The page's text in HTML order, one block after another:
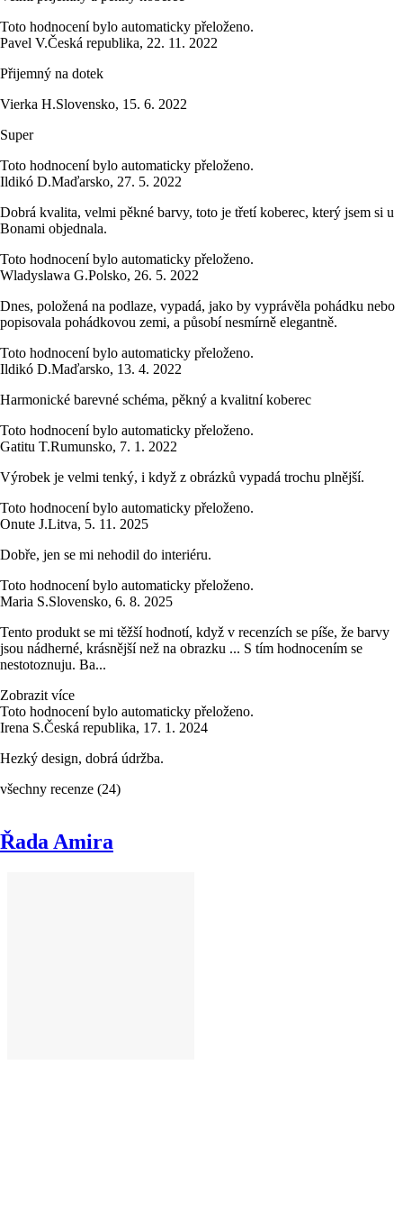
Toto hodnocení bylo automaticky přeloženo.
Pavel V.Česká republika, 22. 11. 2022
Přijemný na dotek
Vierka H.Slovensko, 15. 6. 2022
Super
Toto hodnocení bylo automaticky přeloženo.
Ildikó D.Maďarsko, 27. 5. 2022
Dobrá kvalita, velmi pěkné barvy, toto je třetí koberec, který jsem si u
Bonami objednala.
Toto hodnocení bylo automaticky přeloženo.
Wladyslawa G.Polsko, 26. 5. 2022
Dnes, položená na podlaze, vypadá, jako by vyprávěla pohádku nebo
popisovala pohádkovou zemi, a působí nesmírně elegantně.
Toto hodnocení bylo automaticky přeloženo.
Ildikó D.Maďarsko, 13. 4. 2022
Harmonické barevné schéma, pěkný a kvalitní koberec
Toto hodnocení bylo automaticky přeloženo.
Gatitu T.Rumunsko, 7. 1. 2022
Výrobek je velmi tenký, i když z obrázků vypadá trochu plnější.
Toto hodnocení bylo automaticky přeloženo.
Onute J.Litva, 5. 11. 2025
Dobře, jen se mi nehodil do interiéru.
Toto hodnocení bylo automaticky přeloženo.
Maria S.Slovensko, 6. 8. 2025
Tento produkt se mi těžší hodnotí, když v recenzích se píše, že barvy
jsou nádherné, krásnější než na obrazku ... S tím hodnocením se
nestotoznuju. Ba...
Zobrazit více
Toto hodnocení bylo automaticky přeloženo.
Irena S.Česká republika, 17. 1. 2024
Hezký design, dobrá údržba.
všechny recenze (24)
Řada Amira